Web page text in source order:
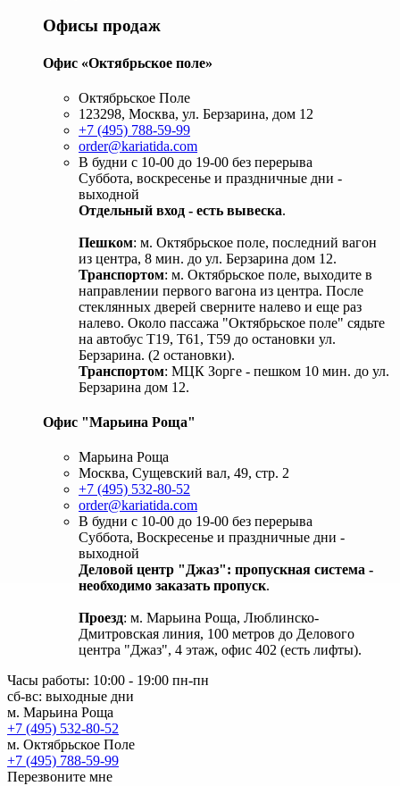
Офисы продаж
Офис «Октябрьское поле»
Октябрьское Поле
123298, Москва, ул. Берзарина, дом 12
+7 (495) 788-59-99
order@kariatida.com
В будни с 10-00 до 19-00 без перерыва
Суббота, воскресенье и праздничные дни -
выходной
Отдельный вход - есть вывеска.
Пешком: м. Октябрьское поле, последний вагон
из центра, 8 мин. до ул. Берзарина дом 12.
Транспортом: м. Октябрьское поле, выходите в
направлении первого вагона из центра. После
стеклянных дверей сверните налево и еще раз
налево. Около пассажа "Октябрьское поле" сядьте
на автобус Т19, Т61, Т59 до остановки ул.
Берзарина. (2 остановки).
Транспортом: МЦК Зорге - пешком 10 мин. до ул.
Берзарина дом 12.
Офис "Марьина Роща"
Марьина Роща
Москва, Сущевский вал, 49, стр. 2
+7 (495) 532-80-52
order@kariatida.com
В будни с 10-00 до 19-00 без перерыва
Суббота, Воскресенье и праздничные дни -
выходной
Деловой центр "Джаз": пропускная система -
необходимо заказать пропуск.
Проезд: м. Марьина Роща, Люблинско-
Дмитровская линия, 100 метров до Делового
центра "Джаз", 4 этаж, офис 402 (есть лифты).
Часы работы: 10:00 - 19:00 пн-пн
сб-вс: выходные дни
м. Марьина Роща
+7 (495) 532-80-52
м. Октябрьское Поле
+7 (495) 788-59-99
Перезвоните мне